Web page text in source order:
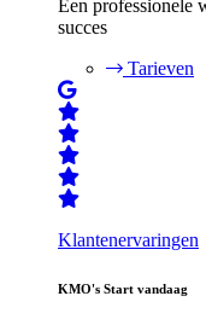
Een professionele
succes
Tarieven
Klantenervaringen
KMO's Start vandaag